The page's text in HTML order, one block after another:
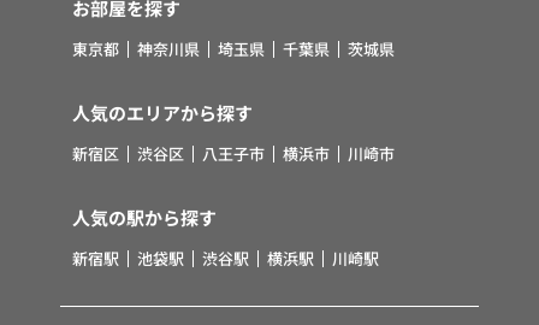
お部屋を探す
東京都 神奈川県 埼玉県 千葉県 茨城県
人気のエリアから探す
新宿区 渋谷区 八王子市 横浜市 川崎市
人気の駅から探す
新宿駅 池袋駅 渋谷駅 横浜駅 川崎駅